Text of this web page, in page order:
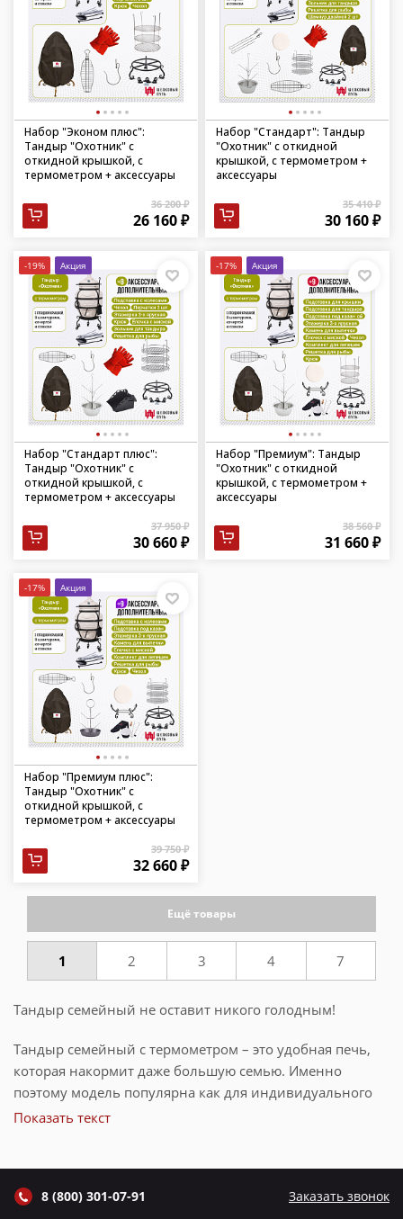
Набор "Эконом плюс":
Тандыр "Охотник" с
откидной крышкой, с
термометром + аксессуары
36 200 ₽
26 160 ₽
Набор "Стандарт": Тандыр
"Охотник" с откидной
крышкой, с термометром +
аксессуары
35 410 ₽
30 160 ₽
-19% Акция
Набор "Стандарт плюс":
Тандыр "Охотник" с
откидной крышкой, с
термометром + аксессуары
37 950 ₽
30 660 ₽
-17% Акция
Набор "Премиум": Тандыр
"Охотник" с откидной
крышкой, с термометром +
аксессуары
38 560 ₽
31 660 ₽
-17% Акция
Набор "Премиум плюс":
Тандыр "Охотник" с
откидной крышкой, с
термометром + аксессуары
39 750 ₽
32 660 ₽
Ещё товары
1 2 3 4 7
Тандыр семейный не оставит никого голодным!
Тандыр семейный с термометром – это удобная печь,
которая накормит даже большую семью. Именно
поэтому модель популярна как для индивидуального
использования, так и небольших кафе. Он имеет
контрастирует с металлическим каркасом, благодаря
Показать текст
8 (800) 301-07-91 Заказать звонок